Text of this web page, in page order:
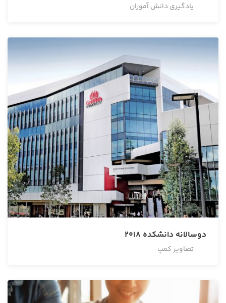
یادگیری دانش آموزان
2018 دوسالانه دانشکده
تصاویر کمپ